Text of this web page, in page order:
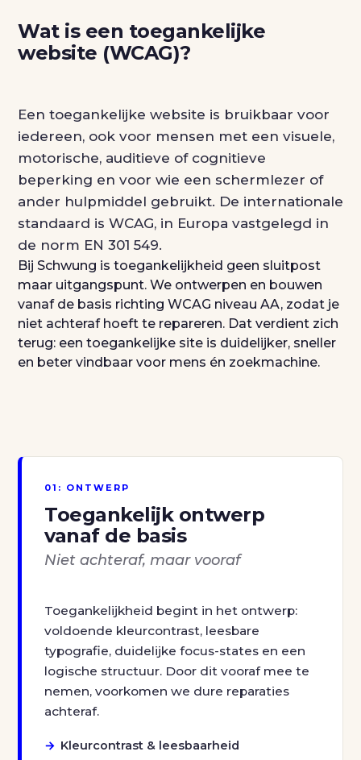
Wat is een toegankelijke
website (WCAG)?
Een toegankelijke website is bruikbaar voor
iedereen, ook voor mensen met een visuele,
motorische, auditieve of cognitieve
beperking en voor wie een schermlezer of
ander hulpmiddel gebruikt. De internationale
standaard is WCAG, in Europa vastgelegd in
de norm EN 301 549.
Bij Schwung is toegankelijkheid geen sluitpost
maar uitgangspunt. We ontwerpen en bouwen
vanaf de basis richting WCAG niveau AA, zodat je
niet achteraf hoeft te repareren. Dat verdient zich
terug: een toegankelijke site is duidelijker, sneller
en beter vindbaar voor mens én zoekmachine.
01: ONTWERP
Toegankelijk ontwerp
vanaf de basis
Niet achteraf, maar vooraf
Toegankelijkheid begint in het ontwerp:
voldoende kleurcontrast, leesbare
typografie, duidelijke focus-states en een
logische structuur. Door dit vooraf mee te
nemen, voorkomen we dure reparaties
achteraf.
Kleurcontrast & leesbaarheid